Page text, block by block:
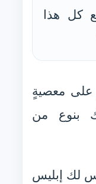
كل هذا
على معصيةٍ
بنوع من
لك إبليس